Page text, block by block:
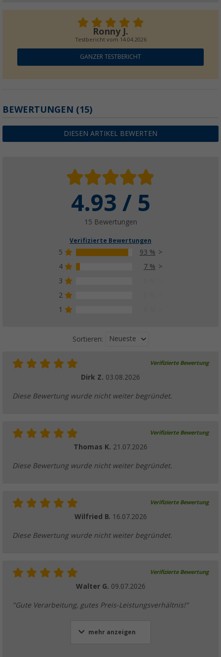
(1)
9,99€
Ronny J.
Testbericht vom 14.04.2026
GANZER TESTBERICHT
BEWERTUNGEN (15)
DIESEN ARTIKEL BEWERTEN
4.93 / 5
15 Bewertungen
Verifizierte Bewertungen
5
93 %
4
7 %
3
2
1
Sortieren: Neueste
Verifizierte Bewertung
Dirk Z. 03.08.2026
Diese Bewertung wurde nicht weiter begründet.
Verifizierte Bewertung
Thomas K. 21.07.2026
Diese Bewertung wurde nicht weiter begründet.
Verifizierte Bewertung
Wilfried B. 16.07.2026
Diese Bewertung wurde nicht weiter begründet.
Verifizierte Bewertung
Walter G. 09.07.2026
"Gute Verarbeitung, gutes Preis-Leistungsverhältnis!"
mehr anzeigen